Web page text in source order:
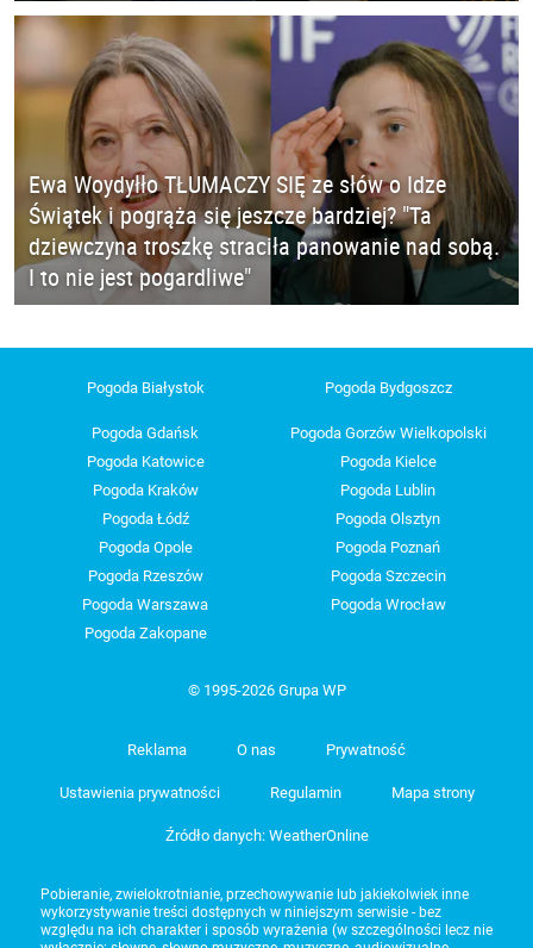
Ewa Woydyłło TŁUMACZY SIĘ ze słów o Idze
Świątek i pogrąża się jeszcze bardziej? "Ta
dziewczyna troszkę straciła panowanie nad sobą.
I to nie jest pogardliwe"
Pogoda Białystok Pogoda Bydgoszcz
Pogoda Gdańsk
Pogoda Gorzów Wielkopolski
Pogoda Katowice
Pogoda Kielce
Pogoda Kraków
Pogoda Lublin
Pogoda Łódź
Pogoda Olsztyn
Pogoda Opole
Pogoda Poznań
Pogoda Rzeszów
Pogoda Szczecin
Pogoda Warszawa
Pogoda Wrocław
Pogoda Zakopane
© 1995-2026 Grupa WP
Reklama O nas Prywatność
Ustawienia prywatności Regulamin Mapa strony
Źródło danych: WeatherOnline
Pobieranie, zwielokrotnianie, przechowywanie lub jakiekolwiek inne
wykorzystywanie treści dostępnych w niniejszym serwisie - bez
względu na ich charakter i sposób wyrażenia (w szczególności lecz nie